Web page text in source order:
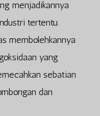
menjadikannya
tertentu.
membolehkannya
yang
sebatian
dan